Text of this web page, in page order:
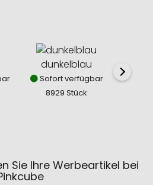
dunkelblau
Sofort verfügbar
8929 Stück
Sie Ihre Werbeartikel bei